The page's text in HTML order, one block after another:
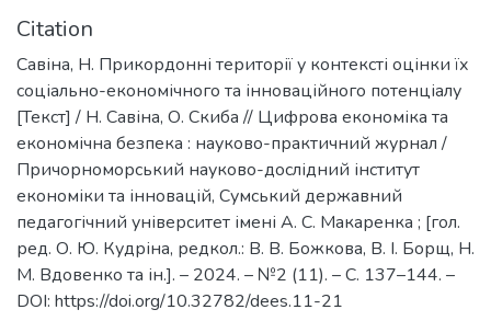
Citation
Савіна, Н. Прикордонні території у контексті оцінки їх
соціально-економічного та інноваційного потенціалу
[Текст] / Н. Савіна, О. Скиба // Цифрова економіка та
економічна безпека : науково-практичний журнал /
Причорноморський науково-дослідний інститут
економіки та інновацій, Сумський державний
педагогічний університет імені А. С. Макаренка ; [гол.
ред. О. Ю. Кудріна, редкол.: В. В. Божкова, В. І. Борщ, Н.
М. Вдовенко та ін.]. – 2024. – №2 (11). – С. 137–144. –
DOI: https://doi.org/10.32782/dees.11-21